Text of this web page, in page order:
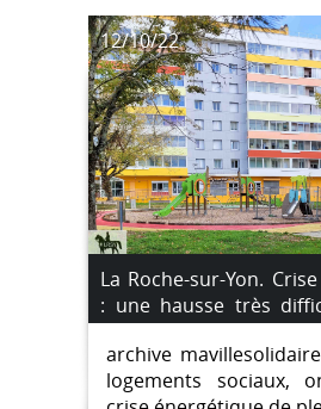
12/10/22
La Roche-sur-Yon.
: une hausse très
locataires.
archive
logements sociaux,